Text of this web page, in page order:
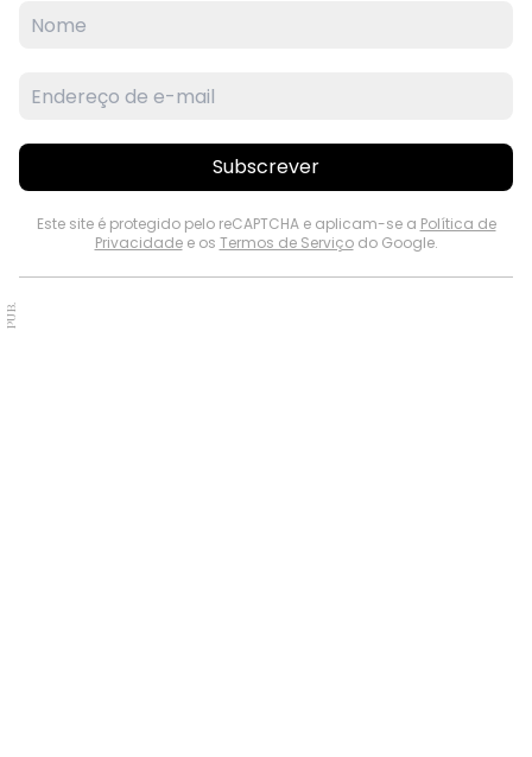
Subscrever
Este site é protegido pelo reCAPTCHA e aplicam-se a Política de
Privacidadee os Termos de Serviçodo Google.
PUB.